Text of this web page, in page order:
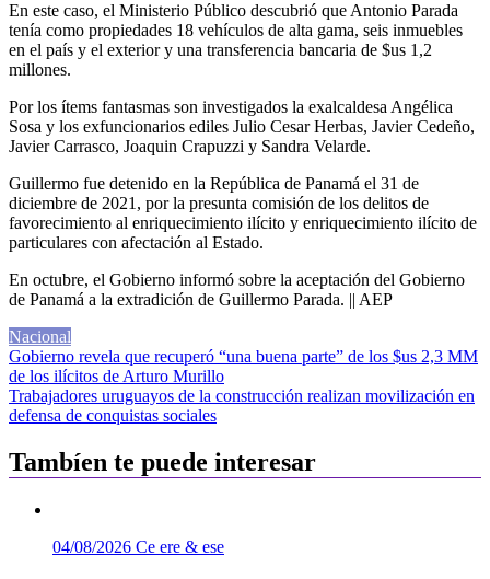
En este caso, el Ministerio Público descubrió que Antonio Parada
tenía como propiedades 18 vehículos de alta gama, seis inmuebles
en el país y el exterior y una transferencia bancaria de $us 1,2
millones.
Por los ítems fantasmas son investigados la exalcaldesa Angélica
Sosa y los exfuncionarios ediles Julio Cesar Herbas, Javier Cedeño,
Javier Carrasco, Joaquin Crapuzzi y Sandra Velarde.
Guillermo fue detenido en la República de Panamá el 31 de
diciembre de 2021, por la presunta comisión de los delitos de
favorecimiento al enriquecimiento ilícito y enriquecimiento ilícito de
particulares con afectación al Estado.
En octubre, el Gobierno informó sobre la aceptación del Gobierno
de Panamá a la extradición de Guillermo Parada. || AEP
Nacional
Navegación
de
entradas
Gobierno revela que recuperó “una buena parte” de los $us 2,3 MM
de los ilícitos de Arturo Murillo
Trabajadores uruguayos de la construcción realizan movilización en
defensa de conquistas sociales
Tambíen te puede interesar
04/08/2026 Ce ere & ese